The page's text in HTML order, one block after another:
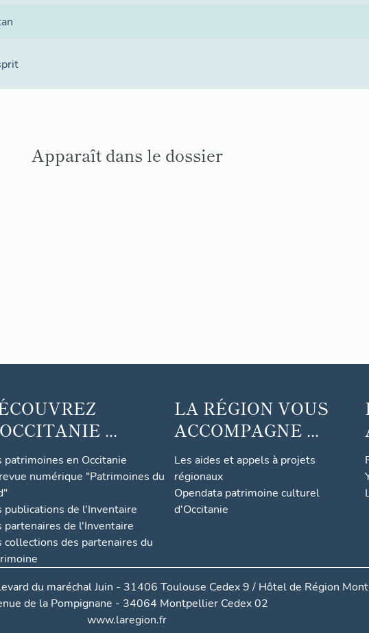
Apparaît dans le dossier
...
patrimoines en Occitanie
numérique "Patrimoines du
publications de l'Inventaire
partenaires de l'Inventaire
collections des partenaires du
LA RÉGION VOUS
ACCOMPAGNE ...
Les aides et appels à projets
régionaux
Opendata patrimoine culturel
d'Occitanie
du maréchal Juin - 31406 Toulouse Cedex 9 / Hôtel de Région
de la Pompignane - 34064 Montpellier Cedex 02
www.laregion.fr